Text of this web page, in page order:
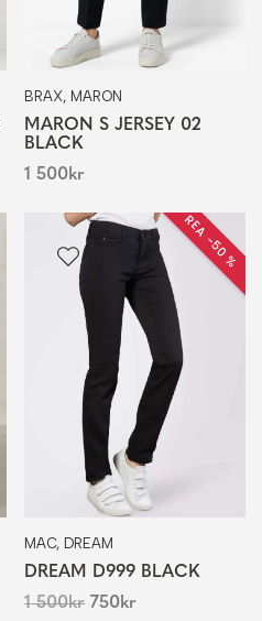
BRAX, MARON
MARON S JERSEY 02
BLACK
1 500kr
REA −50 %
MAC, DREAM
DREAM D999 BLACK
1 500kr 750kr